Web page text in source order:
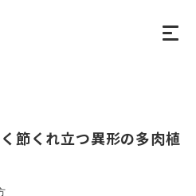
節くれ立つ異形の多肉植